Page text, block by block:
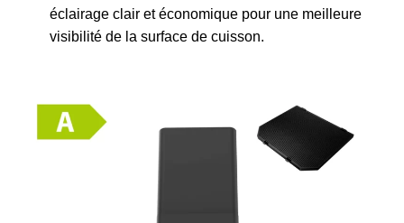
éclairage clair et économique pour une meilleure
visibilité de la surface de cuisson.